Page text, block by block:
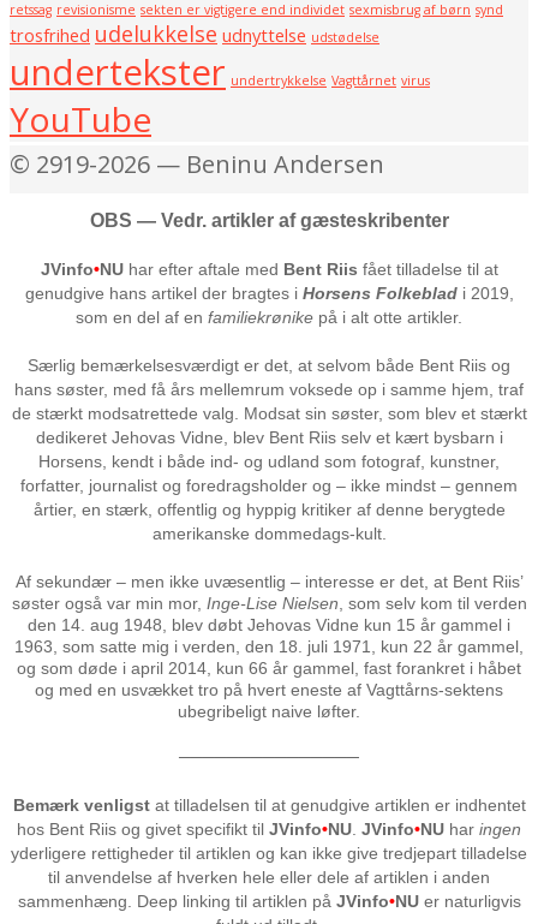
retssag revisionisme sekten er vigtigere end individet sexmisbrug af børn synd
trosfrihed udelukkelse udnyttelse udstødelse
undertekster undertrykkelse Vagttårnet virus
YouTube
© 2919-2026 — Beninu Andersen
OBS — Vedr. artikler af gæsteskribenter
JVinfo•NUhar efter aftale med Bent Riis fået tilladelse til at
genudgive hans artikel der bragtes i Horsens Folkeblad i 2019,
som en del af en familiekrønike på i alt otte artikler.
Særlig bemærkelsesværdigt er det, at selvom både Bent Riis og
hans søster, med få års mellemrum voksede op i samme hjem, traf
de stærkt modsatrettede valg. Modsat sin søster, som blev et stærkt
dedikeret Jehovas Vidne, blev Bent Riis selv et kært bysbarn i
Horsens, kendt i både ind- og udland som fotograf, kunstner,
forfatter, journalist og foredragsholder og – ikke mindst – gennem
årtier, en stærk, offentlig og hyppig kritiker af denne berygtede
amerikanske dommedags-kult.
Af sekundær – men ikke uvæsentlig – interesse er det, at Bent Riis’
søster også var min mor, Inge-Lise Nielsen , som selv kom til verden
den 14. aug 1948, blev døbt Jehovas Vidne kun 15 år gammel i
1963, som satte mig i verden, den 18. juli 1971, kun 22 år gammel,
og som døde i april 2014, kun 66 år gammel, fast forankret i håbet
og med en usvækket tro på hvert eneste af Vagttårns-sektens
ubegribeligt naive løfter.
───────────────
Bemærk venligstat tilladelsen til at genudgive artiklen er indhentet
hos Bent Riis og givet specifikt til JVinfo•NU JVinfo•NU har ingen
yderligere rettigheder til artiklen og kan ikke give tredjepart tilladelse
til anvendelse af hverken hele eller dele af artiklen i anden
sammenhæng. Deep linking til artiklen på JVinfo•NUer naturligvis